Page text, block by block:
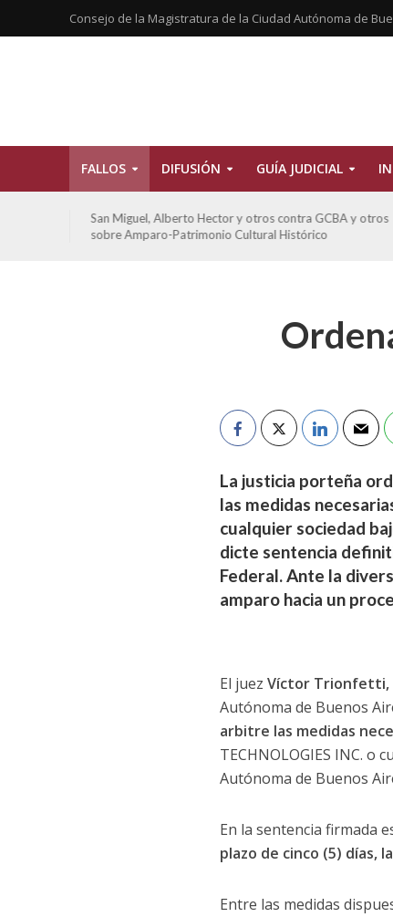
Consejo de la Magistratura de la Ciudad Autónoma de
FALLOS DIFUSIÓN GUÍA JUDICIAL
San Miguel, Alberto Hector y otros contra GCBA y otros
sobre Amparo-Patrimonio Cultural Histórico
La justicia porteña
las medidas
cualquier sociedad
dicte sentencia
Federal. Ante la
amparo hacia un
El juez Víctor Trionfetti,
Autónoma de Buenos
arbitre las medidas
TECHNOLOGIES INC.
Autónoma de Buenos
En la sentencia firmada
plazo de cinco (5) días,
Entre las medidas